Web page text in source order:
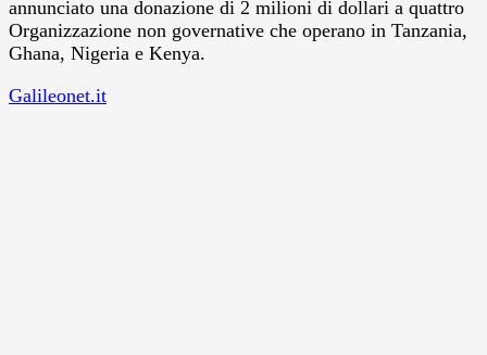
annunciato una donazione di 2 milioni di dollari a quattro
Organizzazione non governative che operano in Tanzania,
Ghana, Nigeria e Kenya.
Galileonet.it